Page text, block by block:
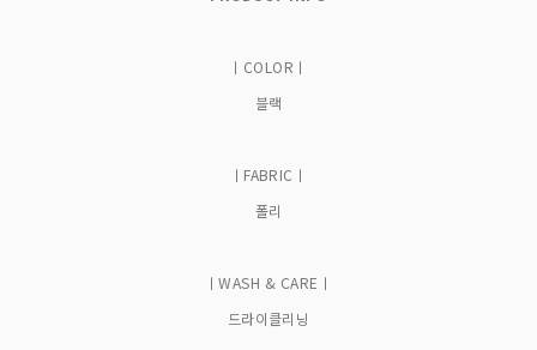
ㅣCOLORㅣ
블랙
ㅣFABRICㅣ
폴리
ㅣWASH & CAREㅣ
드라이클리닝